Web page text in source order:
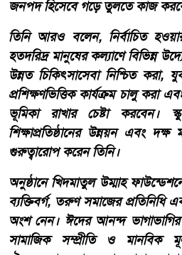
জনপদ হিসেবে গড়ে তুলতে কাজ
তিনি আরও বলেন, নির্বাচিত
হতদরিদ্র মানুষের কল্যাণে বিভিন্ন
উন্নত চিকিৎসাসেবা নিশ্চিত করা,
প্রশিক্ষণভিত্তিক কার্যক্রম চালু করা
ভূমিকা রাখার চেষ্টা করবেন।
শিক্ষাপ্রতিষ্ঠানের উন্নয়ন এবং
গুরুত্বারোপ করেন তিনি।
অনুষ্ঠানে খিদমাতুল উম্মাহ
ব্যক্তিবর্গ, তরুণ সমাজের প্রতিনিধি
অংশ নেন। ঈদের আনন্দ ভাগাভাগির
সামাজিক সম্প্রীতি ও মানবিক